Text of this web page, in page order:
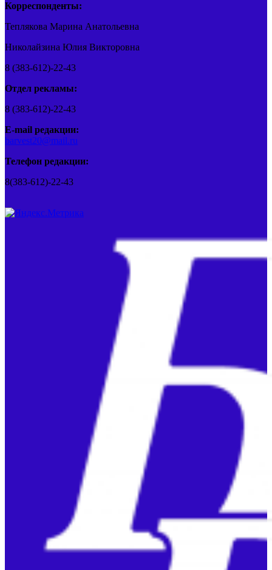
Корреспонденты:
Теплякова Марина Анатольевна
Николайзина Юлия Викторовна
8 (383-612)-22-43
Отдел рекламы:
8 (383-612)-22-43
E-mail редакции:
barvest20@mail.ru
Телефон редакции:
8(383-612)-22-43